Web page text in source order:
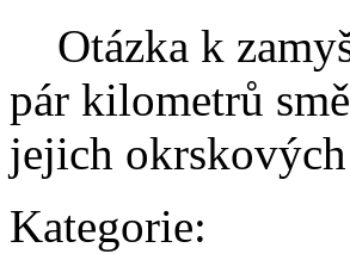
Otázka k
pár kilometrů
jejich
Kategorie: